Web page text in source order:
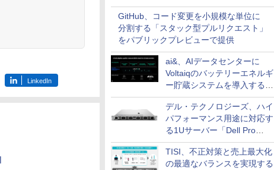
開できる新機能を提供
GitHub、コード変更を小規模な単位に
分割する「スタック型プルリクエスト」
をパブリックプレビューで提供
ai&、AIデータセンターに
Voltaiqのバッテリーエネルギ
ー貯蔵システムを導入する計
画を発表
デル・テクノロジーズ、ハイ
パフォーマンス用途に対応す
る1Uサーバー「Dell Pro
Precision 7 R1ラック」を発
売
TISI、不正対策と売上最大化
の最適なバランスを実現する
LinkedIn